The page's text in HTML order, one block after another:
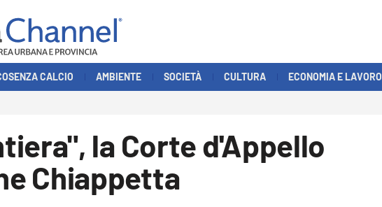
CALCIO AMBIENTE SOCIETÀ CULTURA ECONOMIA E LAVORO
la Corte d'Appello
Chiappetta